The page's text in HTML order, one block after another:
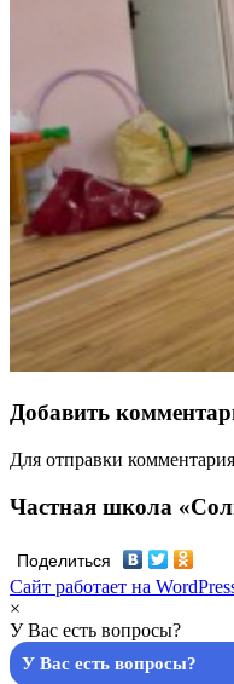
Добавить
Для отправки
Частная школа
Поделиться
Сайт работает на
×
У Вас есть вопросы?
У Вас есть вопросы?